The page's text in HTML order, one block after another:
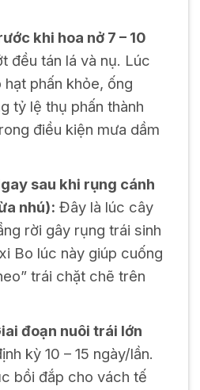
khi hoa nở 7 – 10
đều tán lá và nụ. Lúc
hạt phấn khỏe, ống
tỷ lệ thụ phấn thành
điều kiện mưa dầm
sau khi rụng cánh
nhú): Đây là lúc cây
rời gây rụng trái sinh
Bo lúc này giúp cuống
trái chặt chẽ trên
đoạn nuôi trái lớn
kỳ 10 – 15 ngày/lần.
bồi đắp cho vách tế